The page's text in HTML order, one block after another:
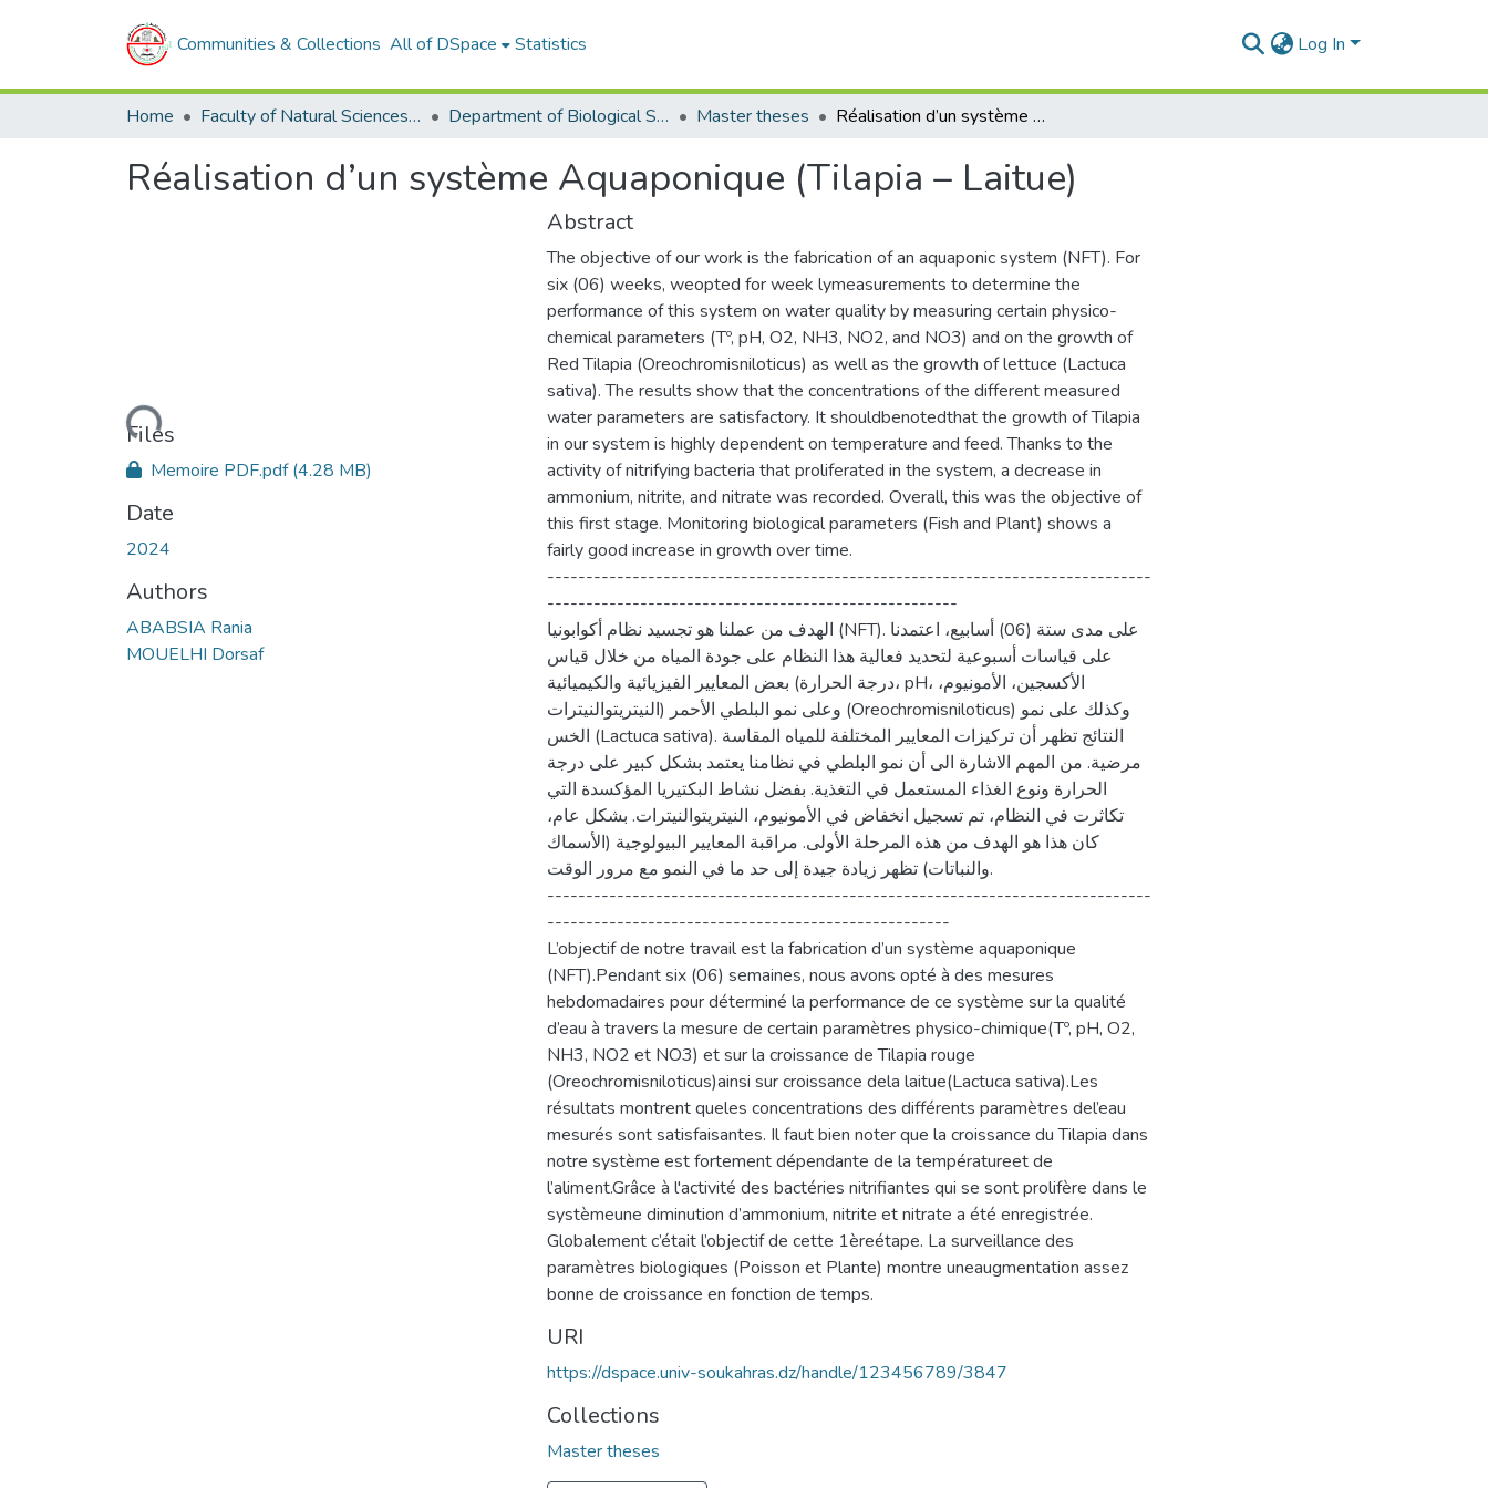
Communities & Collections All of DSpace Statistics Log In
Home Faculty of Natural Sciences and Life Department of Biological Sciences Master theses Réalisation d’un système Aquaponique (Tilapia – Laitue)
Réalisation d’un système Aquaponique (Tilapia – Laitue)
Loading...
Files
Memoire PDF.pdf(4.28 MB)
Date
2024
Authors
ABABSIA Rania
MOUELHI Dorsaf
Abstract
The objective of our work is the fabrication of an aquaponic system (NFT). For
six (06) weeks, weopted for week lymeasurements to determine the
performance of this system on water quality by measuring certain physico-
chemical parameters (Tº, pH, O2, NH3, NO2, and NO3) and on the growth of
Red Tilapia (Oreochromisniloticus) as well as the growth of lettuce (Lactuca
sativa). The results show that the concentrations of the different measured
water parameters are satisfactory. It shouldbenotedthat the growth of Tilapia
in our system is highly dependent on temperature and feed. Thanks to the
activity of nitrifying bacteria that proliferated in the system, a decrease in
ammonium, nitrite, and nitrate was recorded. Overall, this was the objective of
this first stage. Monitoring biological parameters (Fish and Plant) shows a
fairly good increase in growth over time.
------------------------------------------------------------------------------
-----------------------------------------------------
الهدف من عملنا هو تجسيد نظام أكوابونيا (NFT). على مدى ستة (06) أسابيع، اعتمدنا
على قياسات أسبوعية لتحديد فعالية هذا النظام على جودة المياه من خلال قياس
بعض المعايير الفيزيائية والكيميائية (درجة الحرارة، pH، الأكسجين، الأمونيوم،
النيتريتوالنيترات) وعلى نمو البلطي الأحمر (Oreochromisniloticus) وكذلك على نمو
الخس (Lactuca sativa). النتائج تظهر أن تركيزات المعايير المختلفة للمياه المقاسة
مرضية. من المهم الاشارة الى أن نمو البلطي في نظامنا يعتمد بشكل كبير على درجة
الحرارة ونوع الغذاء المستعمل في التغذية. بفضل نشاط البكتيريا المؤكسدة التي
تكاثرت في النظام، تم تسجيل انخفاض في الأمونيوم، النيتريتوالنيترات. بشكل عام،
كان هذا هو الهدف من هذه المرحلة الأولى. مراقبة المعايير البيولوجية (الأسماك
والنباتات) تظهر زيادة جيدة إلى حد ما في النمو مع مرور الوقت.
------------------------------------------------------------------------------
----------------------------------------------------
L’objectif de notre travail est la fabrication d’un système aquaponique
(NFT).Pendant six (06) semaines, nous avons opté à des mesures
hebdomadaires pour déterminé la performance de ce système sur la qualité
d’eau à travers la mesure de certain paramètres physico-chimique(Tº, pH, O2,
NH3, NO2 et NO3) et sur la croissance de Tilapia rouge
(Oreochromisniloticus)ainsi sur croissance dela laitue(Lactuca sativa).Les
résultats montrent queles concentrations des différents paramètres del’eau
mesurés sont satisfaisantes. Il faut bien noter que la croissance du Tilapia dans
notre système est fortement dépendante de la températureet de
l’aliment.Grâce à l'activité des bactéries nitrifiantes qui se sont prolifère dans le
systèmeune diminution d’ammonium, nitrite et nitrate a été enregistrée.
Globalement c’était l’objectif de cette 1èreétape. La surveillance des
paramètres biologiques (Poisson et Plante) montre uneaugmentation assez
bonne de croissance en fonction de temps.
URI
https://dspace.univ-soukahras.dz/handle/123456789/3847
Collections
Master theses